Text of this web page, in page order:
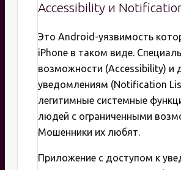
Accessibility и
Это Android-уязвимость
iPhone в таком виде.
возможности (Accessibility) и
уведомлениям (Notification
легитимные системные
людей с ограниченными
Мошенники их любят.
Приложение с доступом к